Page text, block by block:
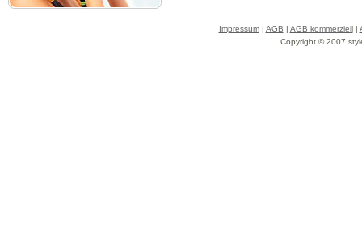
Impressum| AGB | AGB kommerziell|
Copyright © 2007